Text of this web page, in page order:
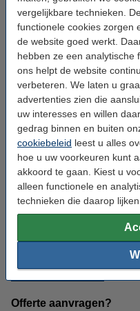
vergelijkbare technieken.
functionele cookies zorgen
de website goed werkt.
hebben ze een analytische
ons helpt de website
verbeteren. We laten u
advertenties zien die
uw interesses en willen
gedrag binnen en buiten
cookiebeleid leest u alles
hoe u uw voorkeuren kunt
akkoord te gaan. Kiest u
alleen functionele en
technieken die daarop lijken.
Printers
U vindt bij ons ook een
merken als Brother, Canon,
bestverkochte printers .
Moeilijke keuze? Ons team
verder met een advies op
contacteren via het nummer
naar
snel mogelijk contact met u
Kantoorartikelen
Naast inkt en toners bieden
uw (thuis)kantoor. Dit gaat
Ook hebben wij een ruim
Offerte aanvragen?